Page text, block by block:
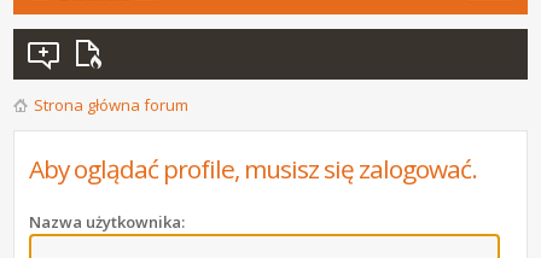
Strona główna forum
Aby oglądać profile, musisz się zalogować.
Nazwa użytkownika: